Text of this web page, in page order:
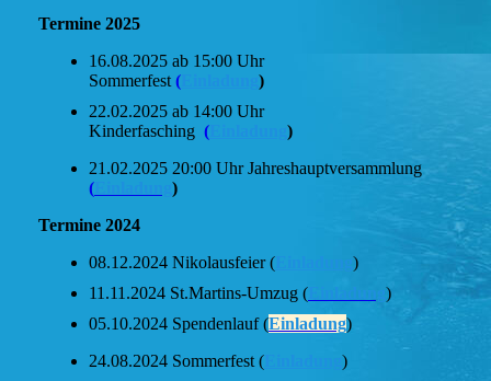
Termine 2025
16.08.2025 ab 15:00 Uhr
Sommerfest (
)
22.02.2025 ab 14:00 Uhr
Kinderfasching (
)
21.02.2025 20:00 Uhr Jahreshauptversammlung
(
)
Termine 2024
08.12.2024 Nikolausfeier (
)
11.11.2024 St.Martins-Umzug ( Einladung )
05.10.2024 Spendenlauf (Einladung)
24.08.2024 Sommerfest (
)